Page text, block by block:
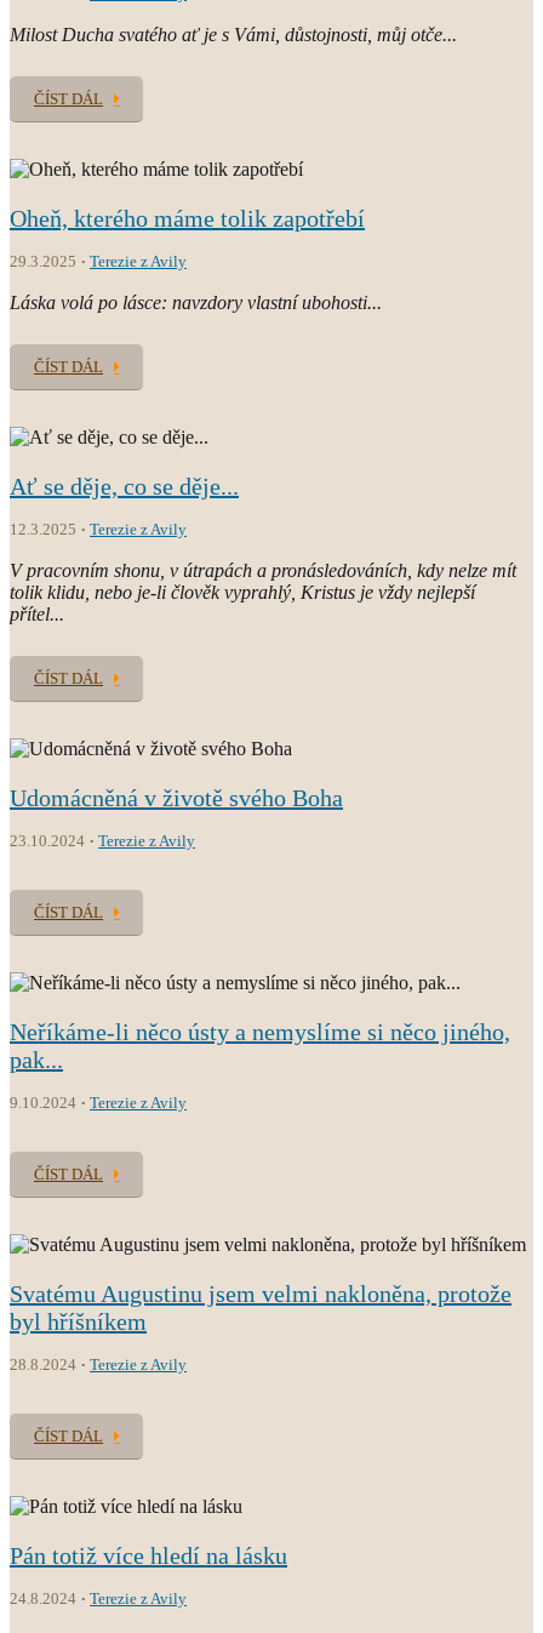
Milost Ducha svatého ať je s Vámi, důstojnosti, můj otče...
ČÍST DÁL
Oheň, kterého máme tolik zapotřebí
29.3.2025 Terezie z Avily
Láska volá po lásce: navzdory vlastní ubohosti...
ČÍST DÁL
Ať se děje, co se děje...
12.3.2025 Terezie z Avily
V pracovním shonu, v útrapách a pronásledováních, kdy nelze mít
tolik klidu, nebo je-li člověk vyprahlý, Kristus je vždy nejlepší
přítel...
ČÍST DÁL
Udomácněná v životě svého Boha
23.10.2024 Terezie z Avily
ČÍST DÁL
Neříkáme-li něco ústy a nemyslíme si něco jiného,
pak...
9.10.2024 Terezie z Avily
ČÍST DÁL
Svatému Augustinu jsem velmi nakloněna, protože
byl hříšníkem
28.8.2024 Terezie z Avily
ČÍST DÁL
Pán totiž více hledí na lásku
24.8.2024 Terezie z Avily